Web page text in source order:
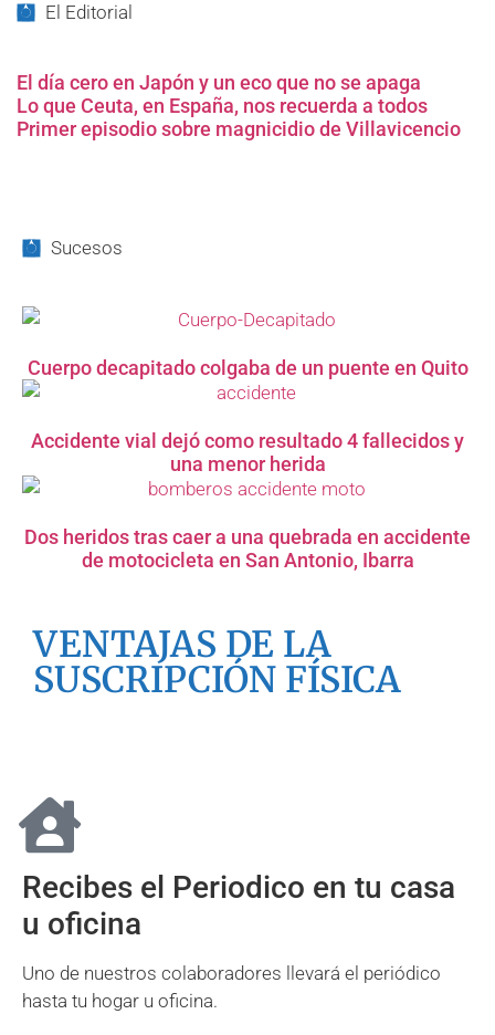
El Editorial
El día cero en Japón y un eco que no se apaga
Lo que Ceuta, en España, nos recuerda a todos
Primer episodio sobre magnicidio de Villavicencio
Noticias - Diario El
Sucesos
Cuerpo decapitado colgaba de un puente en Quito
Accidente vial dejó como resultado 4 fallecidos y
una menor herida
Dos heridos tras caer a una quebrada en accidente
de motocicleta en San Antonio, Ibarra
VENTAJAS DE LA
SUSCRIPCIÓN FÍSICA
Recibes el Periodico en tu casa
u oficina
Uno de nuestros colaboradores llevará el periódico
hasta tu hogar u oficina.